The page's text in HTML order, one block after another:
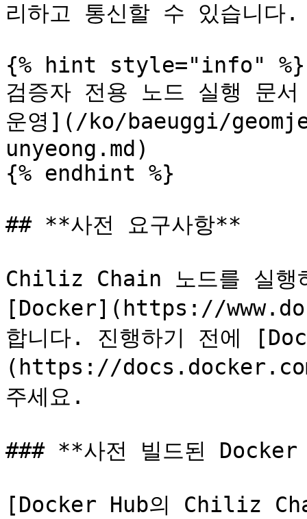
리하고 통신할 수 있습니다.
{% hint style="info" %}
검증자 전용 노드 실행 문
운영](/ko/baeuggi/
unyeong.md)
{% endhint %}
## **사전 요구사항**
Chiliz Chain 노드를 실행
[Docker](https://
합니다. 진행하기 전에
(https://
주세요.
### **사전 빌드된 Docker
[Docker Hub의 Chiliz